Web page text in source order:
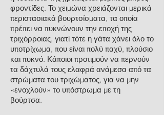
φροντίδες. Το χειμώνα χρειάζονται μερικά
περιστασιακά βουρτσίσματα, τα οποία
πρέπει να πυκνώνουν την εποχή της
τριχόρροιας, γιατί τότε η γάτα χάνει όλο το
υποτρίχωμα, που είναι πολύ παχύ, πλούσιο
και πυκνό. Κάποιοι προτιμούν να περνούν
τα δάχτυλά τους ελαφρά ανάμεσα από τα
στρώματα του τριχώματος, για να μην
«ενοχλούν» το υπόστρωμα με τη
βούρτσα.